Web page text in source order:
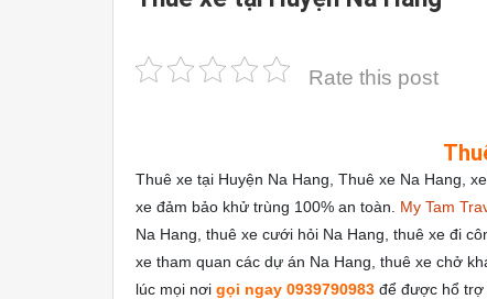
Rate this post
Thuê xe tại Huyện Na Hang, Thuê xe Na Hang,
xe đảm bảo khử trùng 100% an toàn. My Tam
Na Hang, thuê xe cưới hỏi Na Hang, thuê xe đi
xe tham quan các dự án Na Hang, thuê xe chở
lúc mọi nơi gọi ngay 0939790983 để được hổ trợ